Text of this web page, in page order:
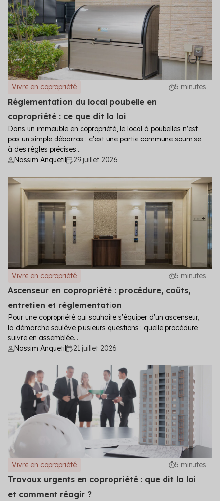
Vivre en copropriété 5 minutes
Réglementation du local poubelle en
copropriété : ce que dit la loi
Dans un immeuble en copropriété, le local à poubelles n'est
pas un simple débarras : c'est une partie commune soumise
à des règles précises...
Nassim Anquetil
29 juillet 2026
Vivre en copropriété 5 minutes
Ascenseur en copropriété : procédure, coûts,
entretien et réglementation
Pour une copropriété qui souhaite s'équiper d'un ascenseur,
la démarche soulève plusieurs questions : quelle procédure
suivre en assemblée...
Nassim Anquetil
21 juillet 2026
Vivre en copropriété 5 minutes
Travaux urgents en copropriété : que dit la loi
et comment réagir ?